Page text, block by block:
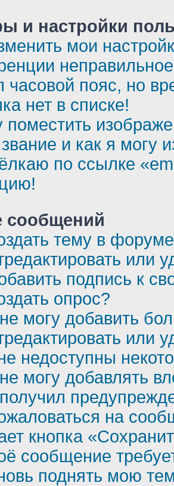
и настройки
мои
часовой пояс, но
нет в списке!
поместить
и как я могу
по ссылке
сообщений
тему в
или
подпись к
опрос?
могу добавить
или
недоступны
могу добавлять
на
кнопка
сообщение
поднять мою